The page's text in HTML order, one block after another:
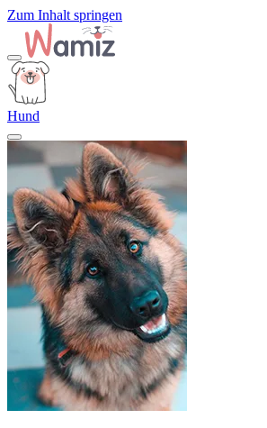
Zum Inhalt springen
Hund